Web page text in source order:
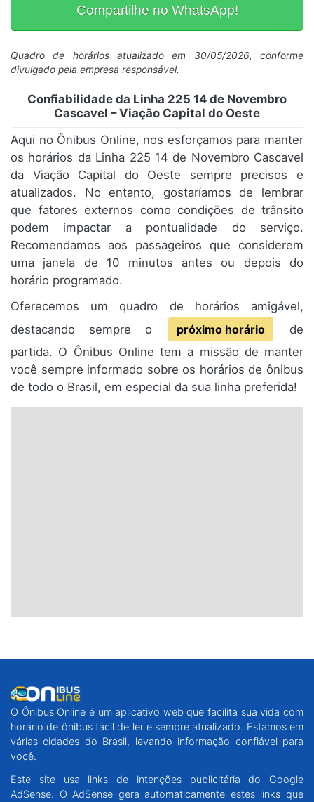
Compartilhe no WhatsApp!
Quadro de horários atualizado em 30/05/2026, conforme
divulgado pela empresa responsável.
Confiabilidade da Linha 225 14 de Novembro
Cascavel – Viação Capital do Oeste
Aqui no Ônibus Online, nos esforçamos para manter
os horários da Linha 225 14 de Novembro Cascavel
da Viação Capital do Oeste sempre precisos e
atualizados. No entanto, gostaríamos de lembrar
que fatores externos como condições de trânsito
podem impactar a pontualidade do serviço.
Recomendamos aos passageiros que considerem
uma janela de 10 minutos antes ou depois do
horário programado.
Oferecemos um quadro de horários amigável,
destacando sempre o
próximo horário
de
partida. O Ônibus Online tem a missão de manter
você sempre informado sobre os horários de ônibus
de todo o Brasil, em especial da sua linha preferida!
O Ônibus Online é um aplicativo web que facilita sua vida com
horário de ônibus fácil de ler e sempre atualizado. Estamos em
várias cidades do Brasil, levando informação confiável para
você.
Este site usa links de intenções publicitária do Google
AdSense. O AdSense gera automaticamente estes links que